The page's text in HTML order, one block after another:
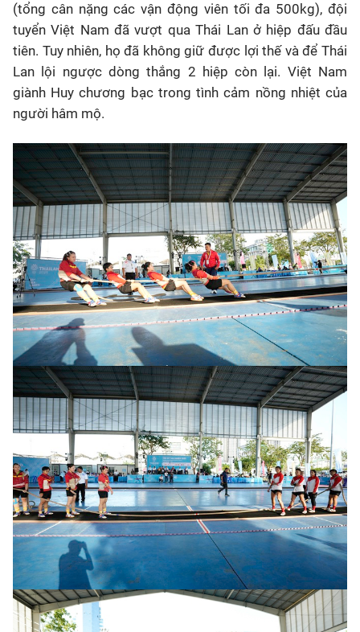
(tổng cân nặng các vận động viên tối đa 500kg), đội
tuyển Việt Nam đã vượt qua Thái Lan ở hiệp đấu đầu
tiên. Tuy nhiên, họ đã không giữ được lợi thế và để Thái
Lan lội ngược dòng thắng 2 hiệp còn lại. Việt Nam
giành Huy chương bạc trong tình cảm nồng nhiệt của
người hâm mộ.